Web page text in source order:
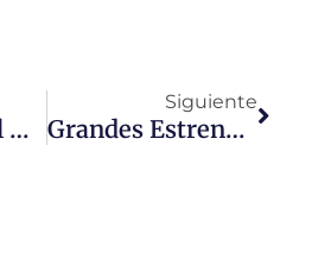
Paquita La Del Barrio Será Galardonada Con El ¨Premio Billboard Trayectoria Artística¨
Siguiente
Grandes Estrenos Y Alfombras Rojas De E! Entertainment En Septiembre